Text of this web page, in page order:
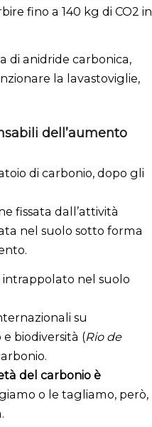
fino a 140 kg di CO2 in
di anidride carbonica,
la lavastoviglie,
dell’aumento
di carbonio, dopo gli
fissata dall’attività
nel suolo sotto forma
intrappolato nel suolo
su
biodiversità (Rio de
del carbonio è
o le tagliamo, però,